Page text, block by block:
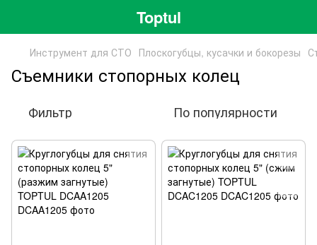
Toptul
Инструмент для СТО Плоскогубцы, кусачки и бокорезы
Съемники стопорных колец
Фильтр По популярности